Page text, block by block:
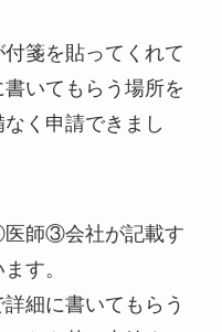
箋を貼ってくれて
いてもらう場所を
く申請できまし
師③会社が記載す
す。
細に書いてもらう